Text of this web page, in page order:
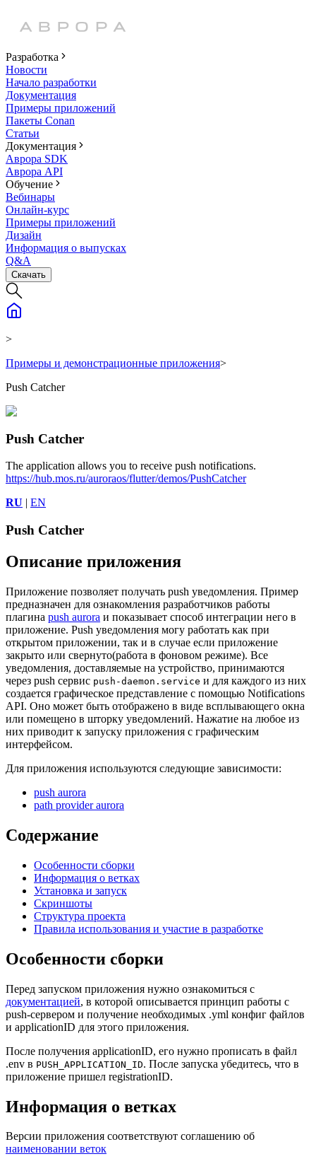
Разработка
Новости
Начало разработки
Документация
Примеры приложений
Пакеты Conan
Статьи
Документация
Аврора SDK
Аврора API
Обучение
Вебинары
Онлайн-курс
Примеры приложений
Дизайн
Информация о выпусках
Q&A
Скачать
>
Примеры и демонстрационные приложения>
Push Catcher
Push Catcher
The application allows you to receive push notifications.
https://hub.mos.ru/auroraos/flutter/demos/PushCatcher
RU | EN
Push Catcher
Описание приложения
Приложение позволяет получать push уведомления. Пример
предназначен для ознакомления разработчиков работы
плагина push aurora и показывает способ интеграции него в
приложение. Push уведомления могу работать как при
открытом приложении, так и в случае если приложение
закрыто или свернуто(работа в фоновом режиме). Все
уведомления, доставляемые на устройство, принимаются
через push сервис push-daemon.service и для каждого из них
создается графическое представление с помощью Notifications
API. Оно может быть отображено в виде всплывающего окна
или помещено в шторку уведомлений. Нажатие на любое из
них приводит к запуску приложения с графическим
интерфейсом.
Для приложения используются следующие зависимости:
push aurora
path provider aurora
Содержание
Особенности сборки
Информация о ветках
Установка и запуск
Скриншоты
Структура проекта
Правила использования и участие в разработке
Особенности сборки
Перед запуском приложения нужно ознакомиться с
документацией, в которой описывается принцип работы с
push-сервером и получение необходимых .yml конфиг файлов
и applicationID для этого приложения.
После получения applicationID, его нужно прописать в файл
.env в PUSH_APPLICATION_ID. После запуска убедитесь, что в
приложение пришел registrationID.
Информация о ветках
Версии приложения соответствуют соглашению об
наименовании веток